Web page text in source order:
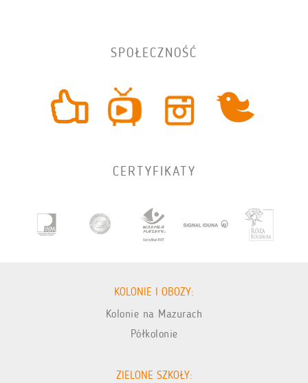
SPOŁECZNOŚĆ
CERTYFIKATY
KOLONIE I OBOZY:
Kolonie na Mazurach
Półkolonie
ZIELONE SZKOŁY: